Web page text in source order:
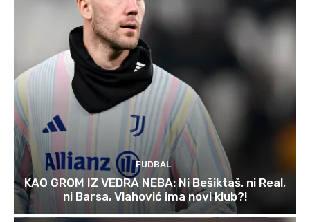
FUDBAL
KAO GROM IZ VEDRA NEBA: Ni Bešiktaš, ni Real,
ni Barsa, Vlahović ima novi klub?!